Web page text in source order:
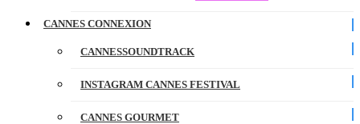
CANNES CONNEXION
CANNESSOUNDTRACK
INSTAGRAM CANNES FESTIVAL
CANNES GOURMET